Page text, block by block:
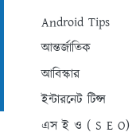
Android Tips
আন্তর্জাতিক
আবিস্কার
ইন্টারনেট টিপ্স
এস ই ও ( S E O)